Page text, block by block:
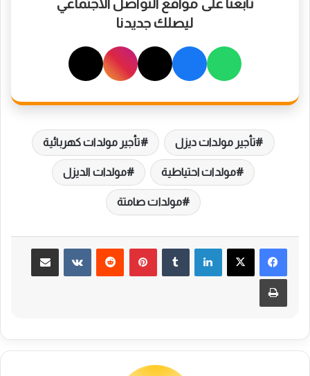
تابعنا على مواقع التواصل الاجتماعي
ليصلك جديدنا
تأجير مولدات ديزل تأجير مولدات كهربائية
مولدات احتياطية مولدات الديزل
مولدات صامتة
لينكدإن بينتيريست مشاركة عبر البريد
طباعة